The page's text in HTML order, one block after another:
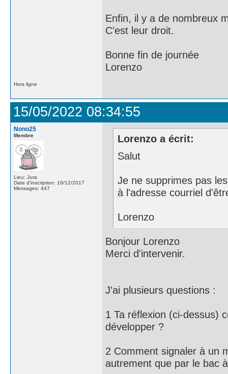
Enfin, il y a de nombreux
C'est leur droit.
Bonne fin de journée
Lorenzo
Hors ligne
15/05/2022 08:34:55
Nono25
Membre
Lieu: Jura
Date d'inscription: 16/12/2017
Messages: 447
Lorenzo a écrit:
Salut
Je ne supprimes pas
à l'adresse courriel
Lorenzo
Bonjour Lorenzo
Merci d'intervenir.
J'ai plusieurs questions :
1 Ta réflexion (ci-dessus)
développer ?
2 Comment signaler à un
autrement que par le bac